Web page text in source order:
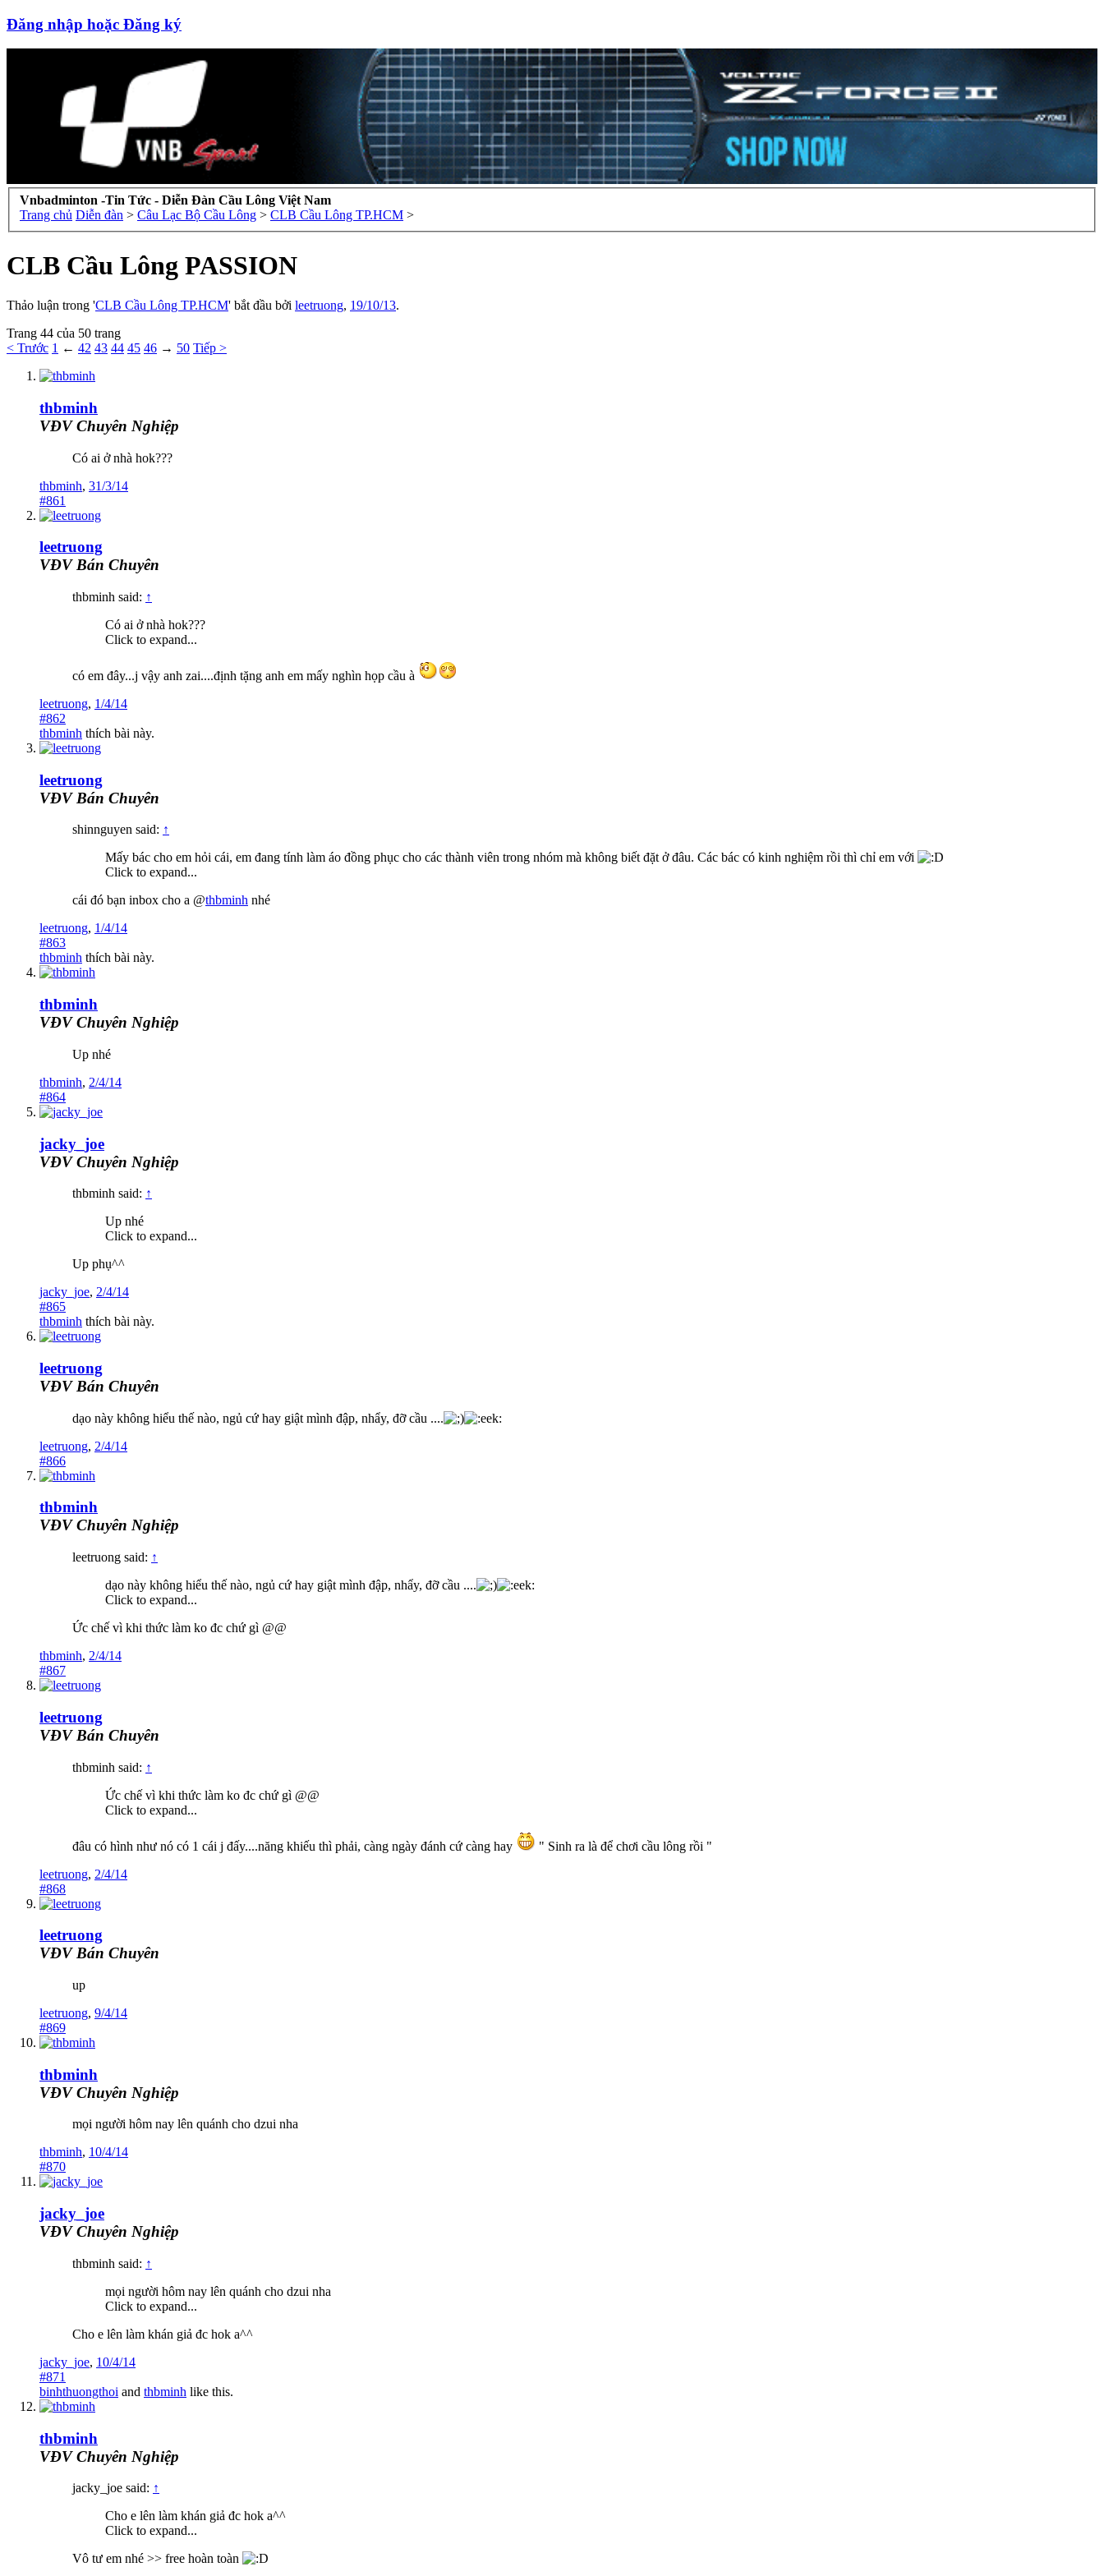
Đăng nhập hoặc Đăng ký
Vnbadminton -Tin Tức - Diễn Đàn Cầu Lông Việt Nam
Trang chủ Diễn đàn > Câu Lạc Bộ Cầu Lông > CLB Cầu Lông TP.HCM >
CLB Cầu Lông PASSION
Thảo luận trong 'CLB Cầu Lông TP.HCM' bắt đầu bởi leetruong, 19/10/13.
Trang 44 của 50 trang
< Trước 1 ← 42 43 44 45 46 → 50 Tiếp >
thbminh
VĐV Chuyên Nghiệp
Có ai ở nhà hok???
thbminh, 31/3/14
#861
leetruong
VĐV Bán Chuyên
thbminh said: ↑
Có ai ở nhà hok???
Click to expand...
có em đây...j vậy anh zai....định tặng anh em mấy nghìn họp cầu à
leetruong, 1/4/14
#862
thbminh thích bài này.
leetruong
VĐV Bán Chuyên
shinnguyen said: ↑
Mấy bác cho em hỏi cái, em đang tính làm áo đồng phục cho các thành viên trong nhóm mà không biết đặt ở đâu. Các bác có kinh nghiệm rồi thì chỉ em với
Click to expand...
cái đó bạn inbox cho a @thbminh nhé
leetruong, 1/4/14
#863
thbminh thích bài này.
thbminh
VĐV Chuyên Nghiệp
Up nhé
thbminh, 2/4/14
#864
jacky_joe
VĐV Chuyên Nghiệp
thbminh said: ↑
Up nhé
Click to expand...
Up phụ^^
jacky_joe, 2/4/14
#865
thbminh thích bài này.
leetruong
VĐV Bán Chuyên
dạo này không hiểu thế nào, ngủ cứ hay giật mình đập, nhẩy, đỡ cầu ....
leetruong, 2/4/14
#866
thbminh
VĐV Chuyên Nghiệp
leetruong said: ↑
dạo này không hiểu thế nào, ngủ cứ hay giật mình đập, nhẩy, đỡ cầu ....
Click to expand...
Ức chế vì khi thức làm ko đc chứ gì @@
thbminh, 2/4/14
#867
leetruong
VĐV Bán Chuyên
thbminh said: ↑
Ức chế vì khi thức làm ko đc chứ gì @@
Click to expand...
đâu có hình như nó có 1 cái j đấy....năng khiếu thì phải, càng ngày đánh cứ càng hay
" Sinh ra là để chơi cầu lông rồi "
leetruong, 2/4/14
#868
leetruong
VĐV Bán Chuyên
up
leetruong, 9/4/14
#869
thbminh
VĐV Chuyên Nghiệp
mọi người hôm nay lên quánh cho dzui nha
thbminh, 10/4/14
#870
jacky_joe
VĐV Chuyên Nghiệp
thbminh said: ↑
mọi người hôm nay lên quánh cho dzui nha
Click to expand...
Cho e lên làm khán giả đc hok a^^
jacky_joe, 10/4/14
#871
binhthuongthoi and thbminh like this.
thbminh
VĐV Chuyên Nghiệp
jacky_joe said: ↑
Cho e lên làm khán giả đc hok a^^
Click to expand...
Vô tư em nhé >> free hoàn toàn